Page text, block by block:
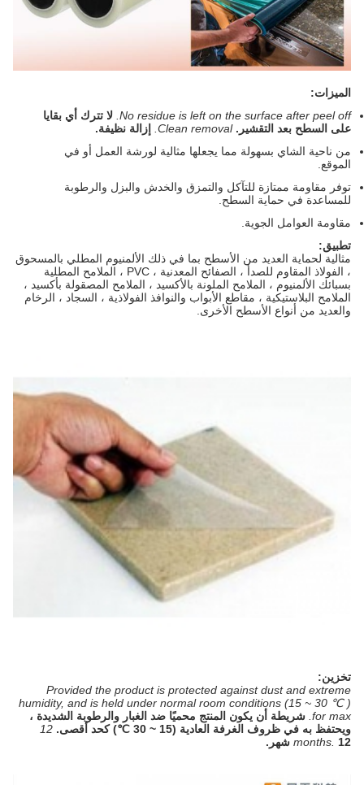
الميزات:
No residue is left on the surface after peel off.
لا تترك أي بقايا
على السطح بعد التقشير. Clean removal.
إزالة نظيفة.
من ناحية الشاي بسهولة مما يجعلها مثالية لورشة العمل أو في
الموقع.
توفر مقاومة ممتازة للتآكل والتمزق والخدش والبزل والرطوبة
للمساعدة في حماية السطح.
مقاومة العوامل الجوية.
تطبيق:
مثالية لحماية العديد من الأسطح بما في ذلك الألمنيوم المطلي بالمسحوق
، الفولاذ المقاوم للصدأ ، الصفائح المعدنية ، PVC ، الملامح المطلية
بسبائك الألمنيوم ، الملامح الملونة بالأكسيد ، الملامح المصقولة بأكسيد ،
الملامح البلاستيكية ، مقاطع الأبواب والنوافذ الفولاذية ، السجاد ، الرخام
والعديد من أنواع الأسطح الأخرى.
تخزين:
Provided the product is protected against dust and extreme
humidity, and is held under normal room conditions (15 ~ 30 ℃ )
for max.
شريطة أن يكون المنتج محميًا ضد الغبار والرطوبة الشديدة ،
ويحتفظ به في ظروف الغرفة العادية (15 ~ 30 ℃) كحد أقصى.
12
months. 12 شهر.